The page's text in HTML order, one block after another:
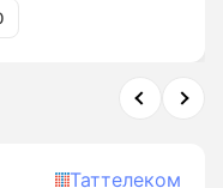
Таттелеком